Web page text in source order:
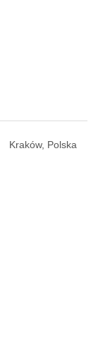
Kraków, Polska